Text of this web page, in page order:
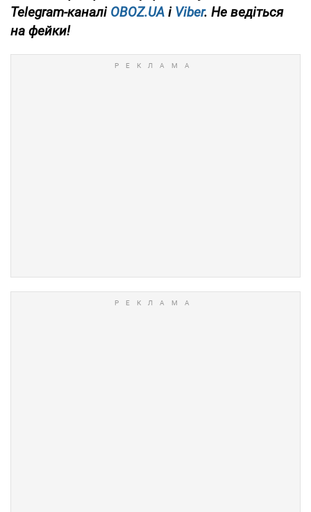
Telegram-каналі OBOZ.UA і Viber. Не ведіться
на фейки!